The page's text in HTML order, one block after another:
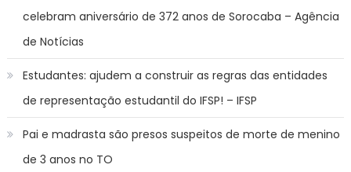
celebram aniversário de 372 anos de Sorocaba – Agência
de Notícias
Estudantes: ajudem a construir as regras das entidades
de representação estudantil do IFSP! – IFSP
Pai e madrasta são presos suspeitos de morte de menino
de 3 anos no TO